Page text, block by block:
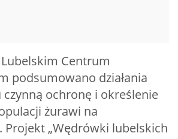
Centrum
podsumowano działania
czynną ochronę i określenie
żurawi na
Projekt „Wędrówki lubelskich